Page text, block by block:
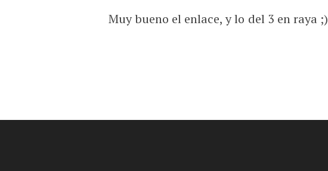
Muy bueno el enlace, y lo del 3 en raya ;)